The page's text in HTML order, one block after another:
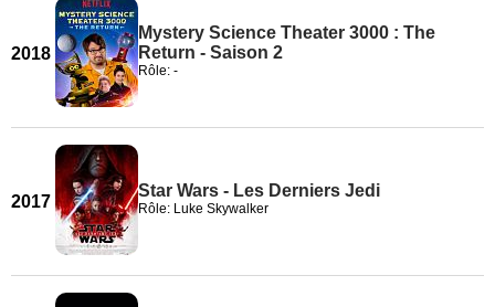
2018
Mystery Science Theater 3000 : The
Return - Saison 2
Rôle: -
2017
Star Wars - Les Derniers Jedi
Rôle: Luke Skywalker